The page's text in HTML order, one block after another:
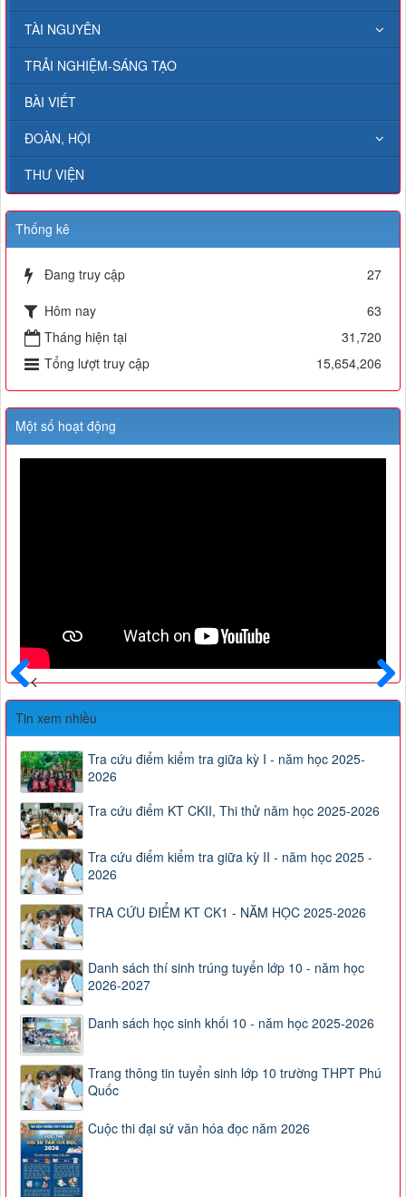
TÀI NGUYÊN
TRẢI NGHIỆM-SÁNG TẠO
BÀI VIẾT
ĐOÀN, HỘI
THƯ VIỆN
Thống kê
Đang truy cập
27
Hôm nay
63
Tháng hiện tại
31,720
Tổng lượt truy cập
15,654,206
Một số hoạt động
Sau
Trước
Tin xem nhiều
Tra cứu điểm kiểm tra giữa kỳ I - năm học 2025-
2026
Tra cứu điểm KT CKII, Thi thử năm học 2025-2026
Tra cứu điểm kiểm tra giữa kỳ II - năm học 2025 -
2026
TRA CỨU ĐIỂM KT CK1 - NĂM HỌC 2025-2026
Danh sách thí sinh trúng tuyển lớp 10 - năm học
2026-2027
Danh sách học sinh khối 10 - năm học 2025-2026
Trang thông tin tuyển sinh lớp 10 trường THPT Phú
Quốc
Cuộc thi đại sứ văn hóa đọc năm 2026